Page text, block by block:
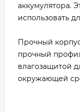
аккумулятора.
использовать
Прочный
прочный
влагозащитой
окружающей